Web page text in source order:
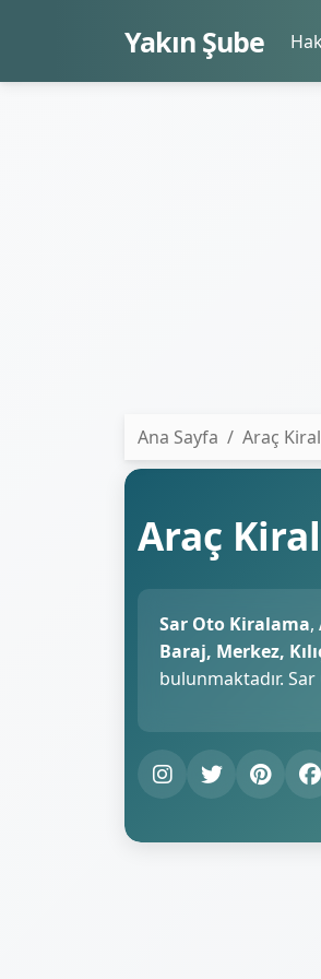
Yakın Şube
Ana Sayfa Araç
Araç
Sar Oto Kiralama,
Baraj, Merkez,
bulunmaktadır.